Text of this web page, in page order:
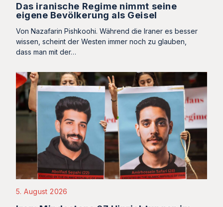
Das iranische Regime nimmt seine
eigene Bevölkerung als Geisel
Von Nazafarin Pishkoohi. Während die Iraner es besser
wissen, scheint der Westen immer noch zu glauben,
dass man mit der…
5. August 2026